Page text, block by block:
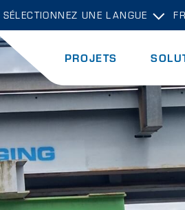
SÉLECTIONNEZ UNE LANGUE FR
PROJETS